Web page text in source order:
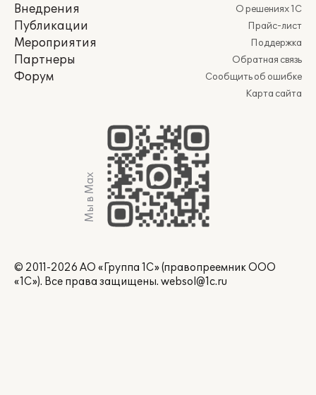
Внедрения
Публикации
Мероприятия
Партнеры
Форум
О решениях 1С
Прайс-лист
Поддержка
Обратная связь
Сообщить об ошибке
Карта сайта
Мы в Max
© 2011-2026 АО «Группа 1С» (правопреемник ООО
«1С»). Все права защищены. websol@1c.ru